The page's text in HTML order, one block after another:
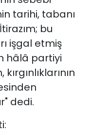
tarihi, tabanı
bu
işgal etmiş
hâlâ partiyi
dedi.